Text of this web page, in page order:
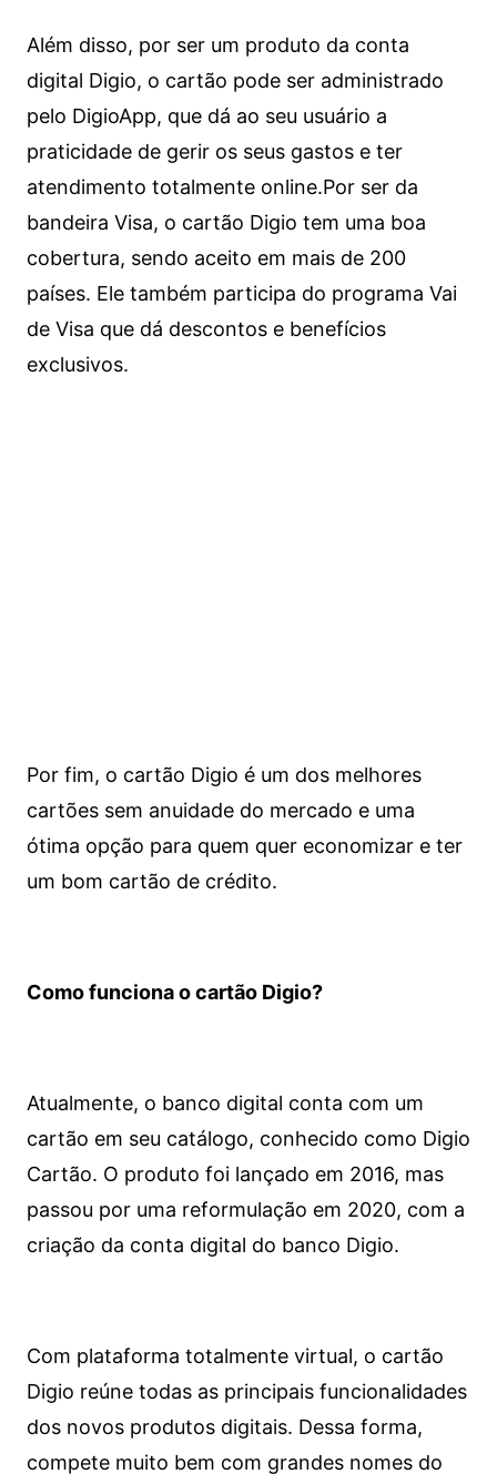
Além disso, por ser um produto da conta
digital Digio, o cartão pode ser administrado
pelo DigioApp, que dá ao seu usuário a
praticidade de gerir os seus gastos e ter
atendimento totalmente online.Por ser da
bandeira Visa, o cartão Digio tem uma boa
cobertura, sendo aceito em mais de 200
países. Ele também participa do programa Vai
de Visa que dá descontos e benefícios
exclusivos.
Por fim, o cartão Digio é um dos melhores
cartões sem anuidade do mercado e uma
ótima opção para quem quer economizar e ter
um bom cartão de crédito.
Como funciona o cartão Digio?
Atualmente, o banco digital conta com um
cartão em seu catálogo, conhecido como Digio
Cartão. O produto foi lançado em 2016, mas
passou por uma reformulação em 2020, com a
criação da conta digital do banco Digio.
Com plataforma totalmente virtual, o cartão
Digio reúne todas as principais funcionalidades
dos novos produtos digitais. Dessa forma,
compete muito bem com grandes nomes do